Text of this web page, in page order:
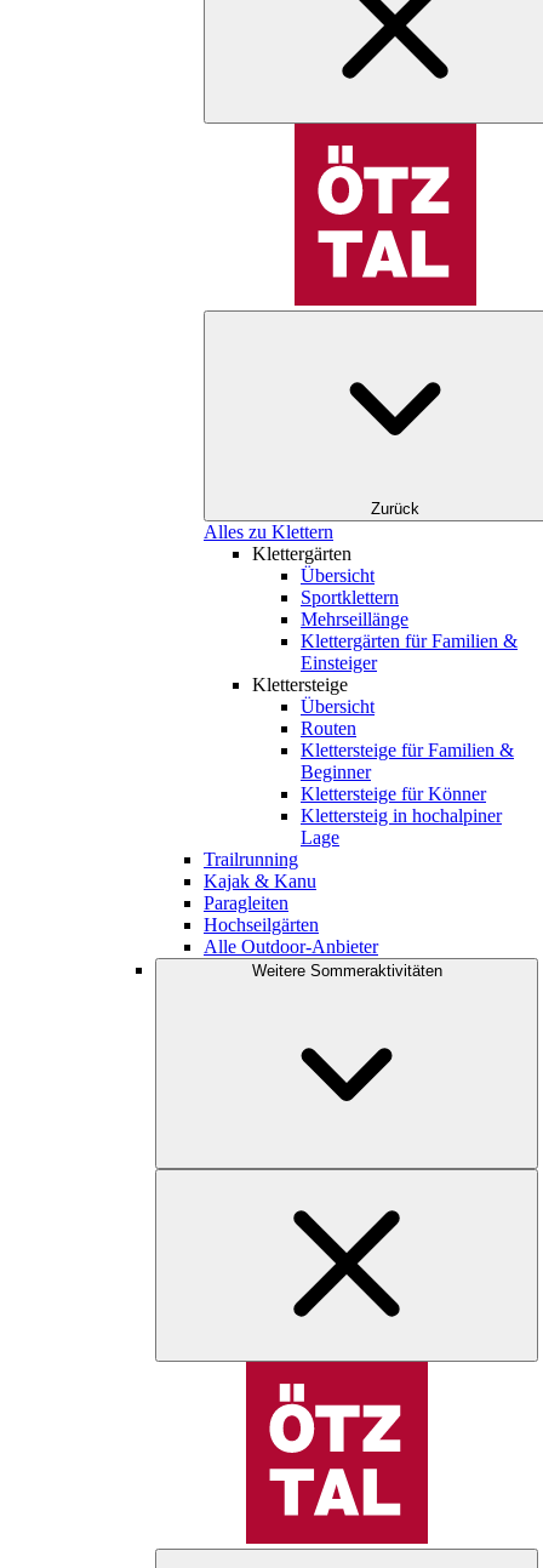
Zurück
Alles zu Klettern
Klettergärten
Übersicht
Sportklettern
Mehrseillänge
Klettergärten für Familien &
Einsteiger
Klettersteige
Übersicht
Routen
Klettersteige für Familien &
Beginner
Klettersteige für Könner
Klettersteig in hochalpiner
Lage
Trailrunning
Kajak & Kanu
Paragleiten
Hochseilgärten
Alle Outdoor-Anbieter
Weitere Sommeraktivitäten